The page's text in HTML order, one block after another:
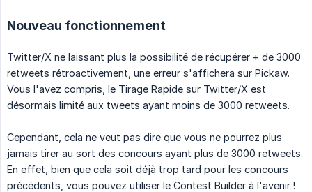
Nouveau fonctionnement
Twitter/X ne laissant plus la possibilité de récupérer + de 3000
retweets rétroactivement, une erreur s'affichera sur Pickaw.
Vous l'avez compris, le Tirage Rapide sur Twitter/X est
désormais limité aux tweets ayant moins de 3000 retweets.
Cependant, cela ne veut pas dire que vous ne pourrez plus
jamais tirer au sort des concours ayant plus de 3000 retweets.
En effet, bien que cela soit déjà trop tard pour les concours
précédents, vous pouvez utiliser le Contest Builder à l'avenir !